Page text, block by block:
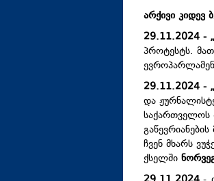
არქივი კიდევ
29.11.2024 - „
პროტესტს.
29.11.2024 - „
და
საქართველოს
ჩვენ მხარს
ქსელში